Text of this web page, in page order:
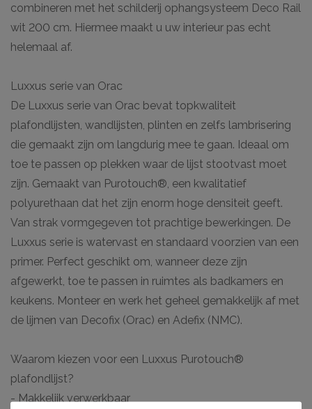
combineren met het schilderij ophangsysteem Deco Rail
wit 200 cm. Hiermee maakt u uw interieur pas echt
helemaal af.
Luxxus serie van Orac
De Luxxus serie van Orac bevat topkwaliteit
plafondlijsten, wandlijsten, plinten en zelfs lambrisering
die gemaakt zijn om langdurig mee te gaan. Ideaal om
toe te passen op plekken waar de lijst stootvast moet
zijn. Gemaakt van Purotouch®, een kwalitatief
polyurethaan dat het zijn enorm hoge densiteit geeft.
Van strak vormgegeven tot prachtige bewerkingen. De
Luxxus serie is watervast en standaard voorzien van een
primer. Perfect geschikt om, wanneer deze zijn
afgewerkt, toe te passen in ruimtes als badkamers en
keukens. Monteer en werk het geheel gemakkelijk af met
de lijmen van Decofix (Orac) en Adefix (NMC).
Waarom kiezen voor een Luxxus Purotouch®
plafondlijst?
- Makkelijk verwerkbaar